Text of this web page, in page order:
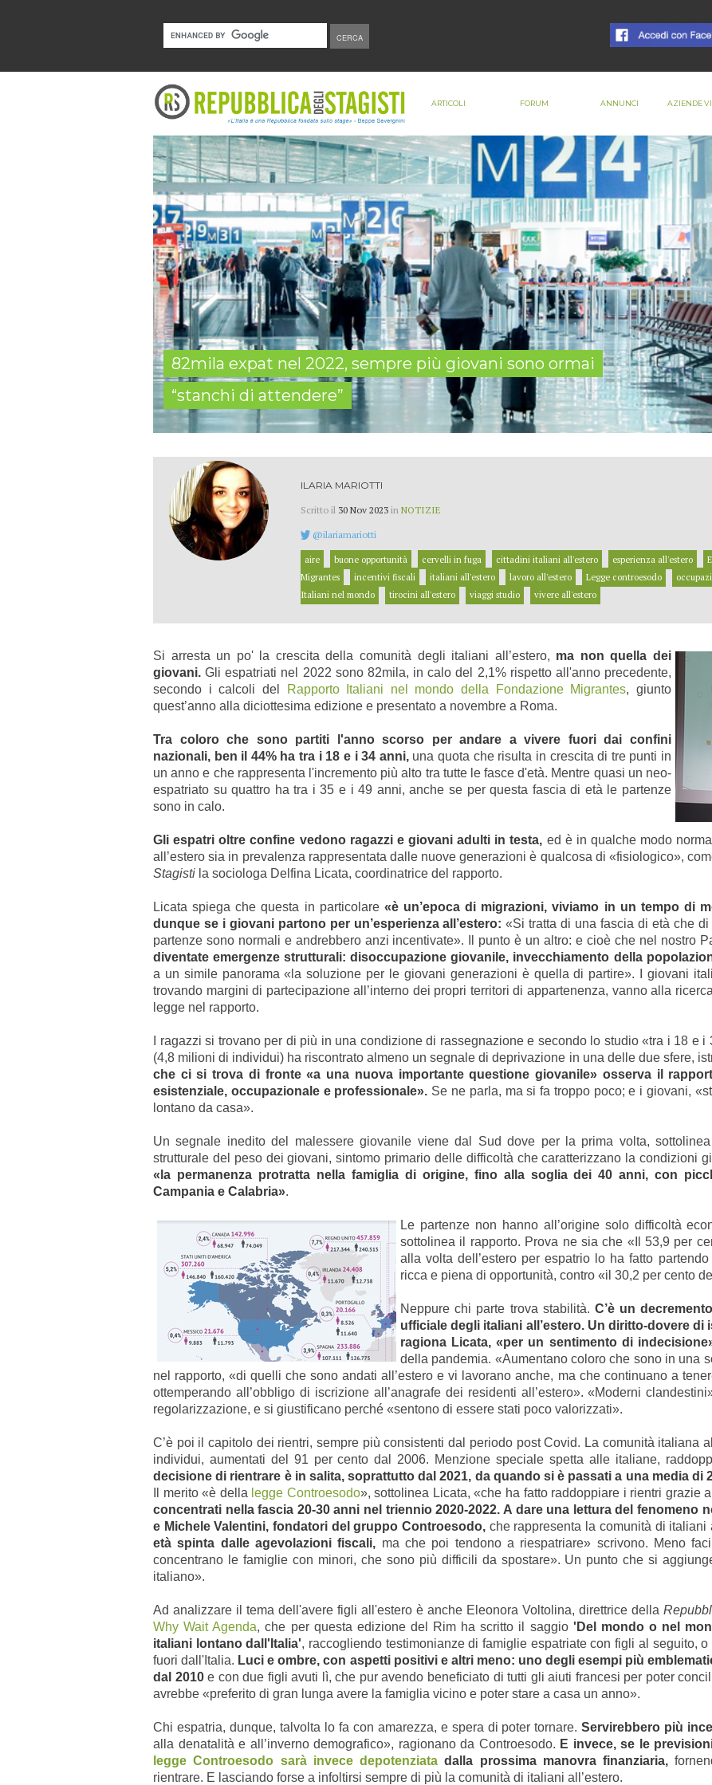
ARTICOLI FORUM ANNUNCI AZIENDE
82mila expat nel 2022, sempre più giovani sono ormai
“stanchi di attendere”
ILARIA MARIOTTI
Scritto il 30 Nov 2023 in NOTIZIE
@ilariamariotti
aire buone opportunità cervelli in fuga cittadini italiani all'estero esperienza all'estero
Migrantes
incentivi fiscali italiani all'estero lavoro all'estero Legge controesodo
Italiani nel mondo
tirocini all'estero viaggi studio vivere all'estero
Si arresta un po' la crescita della comunità degli italiani all’estero, ma non quella dei
giovani. Gli espatriati nel 2022 sono 82mila, in calo del 2,1% rispetto all'anno precedente,
secondo i calcoli del
Rapporto Italiani nel mondo della Fondazione Migrantes, giunto
quest’anno alla diciottesima edizione e presentato a novembre a Roma.
Tra coloro che sono partiti l'anno scorso per andare a vivere fuori dai confini
nazionali, ben il 44% ha tra i 18 e i 34 anni,una quota che risulta in crescita di tre punti in
un anno e che rappresenta l'incremento più alto tra tutte le fasce d'età. Mentre quasi un neo-
espatriato su quattro ha tra i 35 e i 49 anni, anche se per questa fascia di età le partenze
sono in calo.
Gli espatri oltre confine vedono ragazzi e giovani adulti in testa, ed è in qualche modo
all’estero sia in prevalenza rappresentata dalle nuove generazioni è qualcosa di «fisiologico»,
Stagisti la sociologa Delfina Licata, coordinatrice del rapporto.
Licata spiega che questa in particolare «è un’epoca di migrazioni, viviamo in un tempo di
dunque se i giovani partono per un’esperienza all’estero: «Si tratta di una fascia di età che
partenze sono normali e andrebbero anzi incentivate». Il punto è un altro: e cioè che nel nostro
diventate emergenze strutturali: disoccupazione giovanile, invecchiamento della
a un simile panorama «la soluzione per le giovani generazioni è quella di partire». I giovani
trovando margini di partecipazione all’interno dei propri territori di appartenenza, vanno alla
legge nel rapporto.
I ragazzi si trovano per di più in una condizione di rassegnazione e secondo lo studio «tra i 18 e
(4,8 milioni di individui) ha riscontrato almeno un segnale di deprivazione in una delle due sfere,
che ci si trova di fronte «a una nuova importante questione giovanile» osserva il
esistenziale, occupazionale e professionale». Se ne parla, ma si fa troppo poco; e i giovani,
lontano da casa».
Un segnale inedito del malessere giovanile viene dal Sud dove per la prima volta,
strutturale del peso dei giovani, sintomo primario delle difficoltà che caratterizzano la condizioni
«la permanenza protratta nella famiglia di origine, fino alla soglia dei 40 anni, con
Campania e Calabria».
Le partenze non hanno all’origine solo difficoltà
sottolinea il rapporto. Prova ne sia che «Il 53,9 per
alla volta dell’estero per espatrio lo ha fatto
ricca e piena di opportunità, contro «il 30,2 per cento
Neppure chi parte trova stabilità. C’è un
ufficiale degli italiani all’estero. Un diritto-dovere
ragiona Licata, «per un sentimento di
della pandemia. «Aumentano coloro che sono in una
nel rapporto, «di quelli che sono andati all’estero e vi lavorano anche, ma che continuano a
ottemperando all’obbligo di iscrizione all’anagrafe dei residenti all’estero». «Moderni
regolarizzazione, e si giustificano perché «sentono di essere stati poco valorizzati».
C’è poi il capitolo dei rientri, sempre più consistenti dal periodo post Covid. La comunità italiana
individui, aumentati del 91 per cento dal 2006. Menzione speciale spetta alle italiane,
decisione di rientrare è in salita, soprattutto dal 2021, da quando si è passati a una media di
Il merito «è della legge Controesodo», sottolinea Licata, «che ha fatto raddoppiare i rientri grazie
concentrati nella fascia 20-30 anni nel triennio 2020-2022. A dare una lettura del fenomeno
e Michele Valentini, fondatori del gruppo Controesodo, che rappresenta la comunità di italiani
età spinta dalle agevolazioni fiscali, ma che poi tendono a riespatriare» scrivono. Meno
concentrano le famiglie con minori, che sono più difficili da spostare». Un punto che si
italiano».
Ad analizzare il tema dell'avere figli all'estero è anche Eleonora Voltolina, direttrice della
Why Wait Agenda, che per questa edizione del Rim ha scritto il saggio 'Del mondo o nel
italiani lontano dall'Italia', raccogliendo testimonianze di famiglie espatriate con figli al seguito,
fuori dall'Italia. Luci e ombre, con aspetti positivi e altri meno: uno degli esempi più
dal 2010e con due figli avuti lì, che pur avendo beneficiato di tutti gli aiuti francesi per poter
avrebbe «preferito di gran lunga avere la famiglia vicino e poter stare a casa un anno».
Chi espatria, dunque, talvolta lo fa con amarezza, e spera di poter tornare.Servirebbero più
alla denatalità e all’inverno demografico», ragionano da Controesodo. E invece, se le
legge Controesodo sarà invece depotenziata dalla prossima manovra finanziaria,
rientrare. E lasciando forse a infoltirsi sempre di più la comunità di italiani all’estero.